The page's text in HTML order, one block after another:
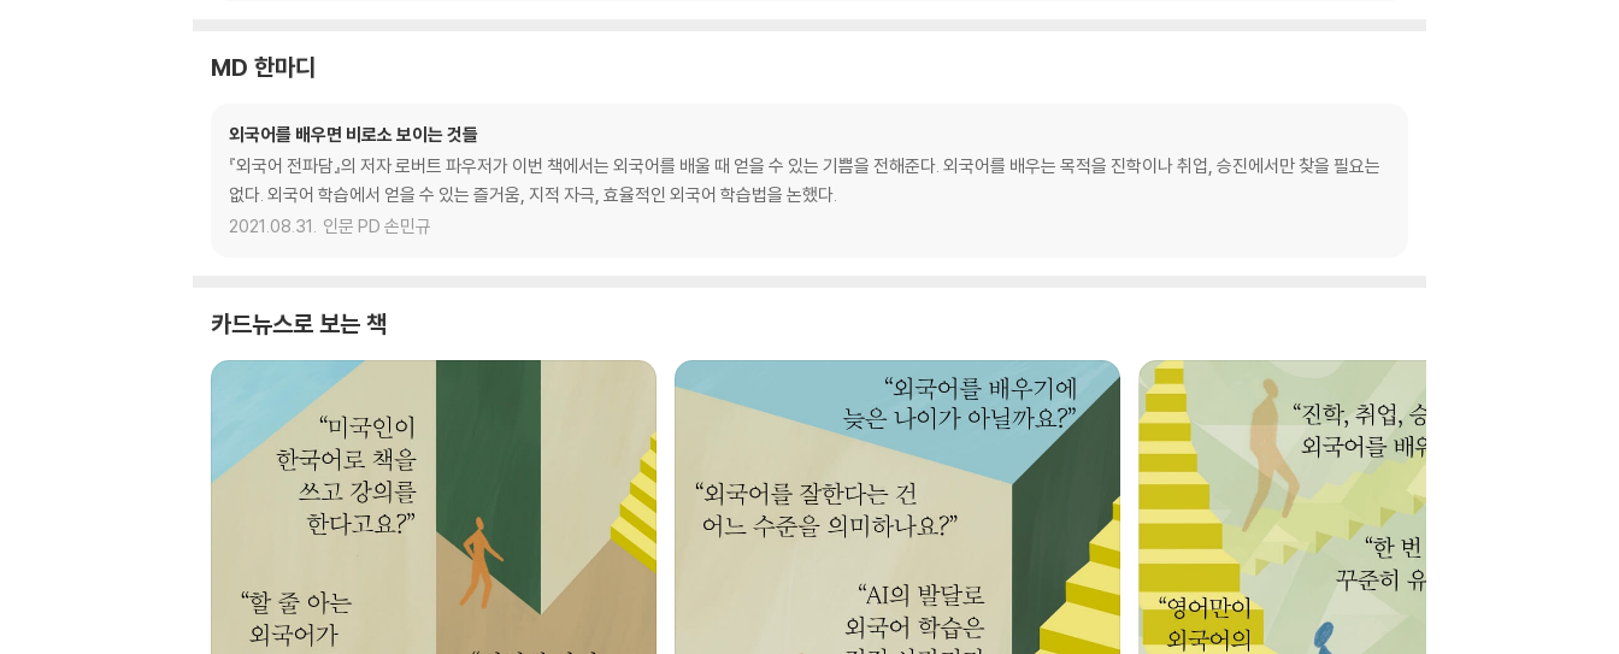
MD 한마디
외국어를 배우면 비로소 보이는 것들
『외국어 전파담』의 저자 로버트 파우저가 이번 책에서는 외국어를 배울 때 얻을 수 있는 기쁨을 전해준다. 외국어를 배우는 목적을 진학이나 취업, 승진에서만 찾을 필요는
없다. 외국어 학습에서 얻을 수 있는 즐거움, 지적 자극, 효율적인 외국어 학습법을 논했다.
2021.08.31. 인문 PD 손민규
카드뉴스로 보는 책